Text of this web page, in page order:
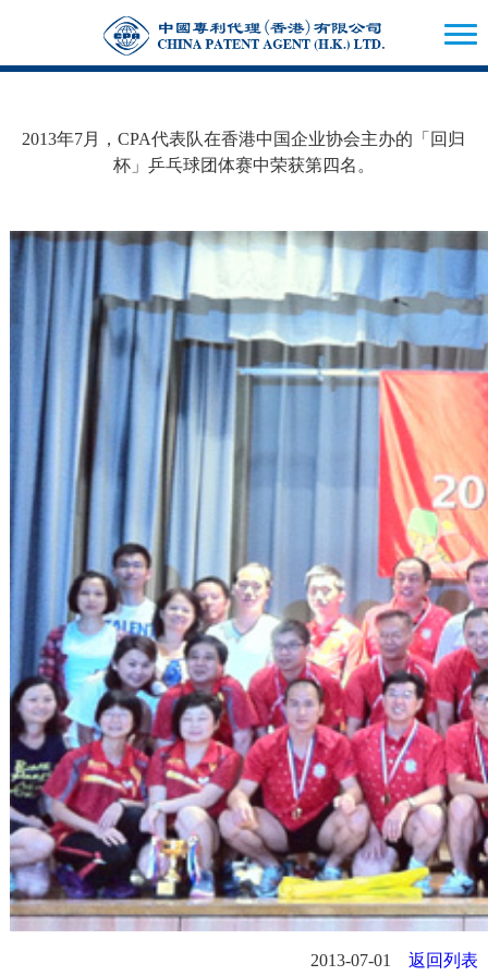
2013年7月，CPA代表队在香港中国企业协会主办的「回归
杯」乒乓球团体赛中荣获第四名。
2013-07-01返回列表